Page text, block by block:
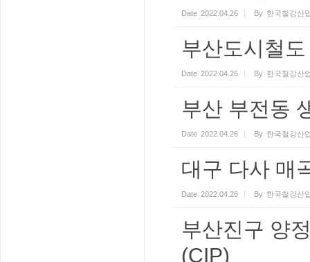
Date 2022.04.26 By 한국철강산
부산도시철
Date 2022.04.26 By 한국철강산
부산 부전동
Date 2022.04.26 By 한국철강산
대구 다사 매
Date 2022.04.26 By 한국철강산
부산진구 양
(CIP)